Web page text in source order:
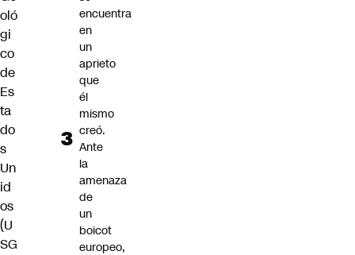
oló
gi
co
de
Es
ta
do
s
Un
id
os
(U
SG
encuentra
en
un
aprieto
que
él
mismo
creó.
Ante
la
amenaza
de
un
boicot
europeo,